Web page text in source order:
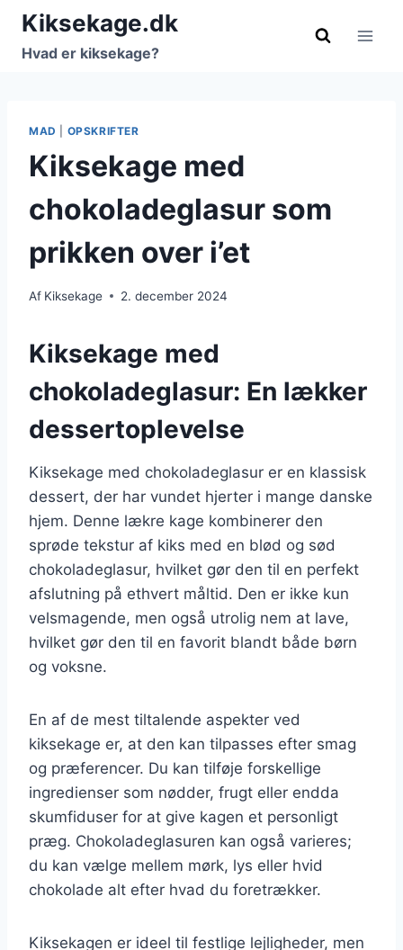
Fortsæt
indhold
Kiksekage.dk
Hvad er kiksekage?
MAD OPSKRIFTER
Kiksekage med
chokoladeglasur som
prikken over i’et
Af Kiksekage 2. december 2024
Kiksekage med
chokoladeglasur: En lækker
dessertoplevelse
Kiksekage med chokoladeglasur er en klassisk
dessert, der har vundet hjerter i mange danske
hjem. Denne lækre kage kombinerer den
sprøde tekstur af kiks med en blød og sød
chokoladeglasur, hvilket gør den til en perfekt
afslutning på ethvert måltid. Den er ikke kun
velsmagende, men også utrolig nem at lave,
hvilket gør den til en favorit blandt både børn
og voksne.
En af de mest tiltalende aspekter ved
kiksekage er, at den kan tilpasses efter smag
og præferencer. Du kan tilføje forskellige
ingredienser som nødder, frugt eller endda
skumfiduser for at give kagen et personligt
præg. Chokoladeglasuren kan også varieres;
du kan vælge mellem mørk, lys eller hvid
chokolade alt efter hvad du foretrækker.
Kiksekagen er ideel til festlige lejligheder, men